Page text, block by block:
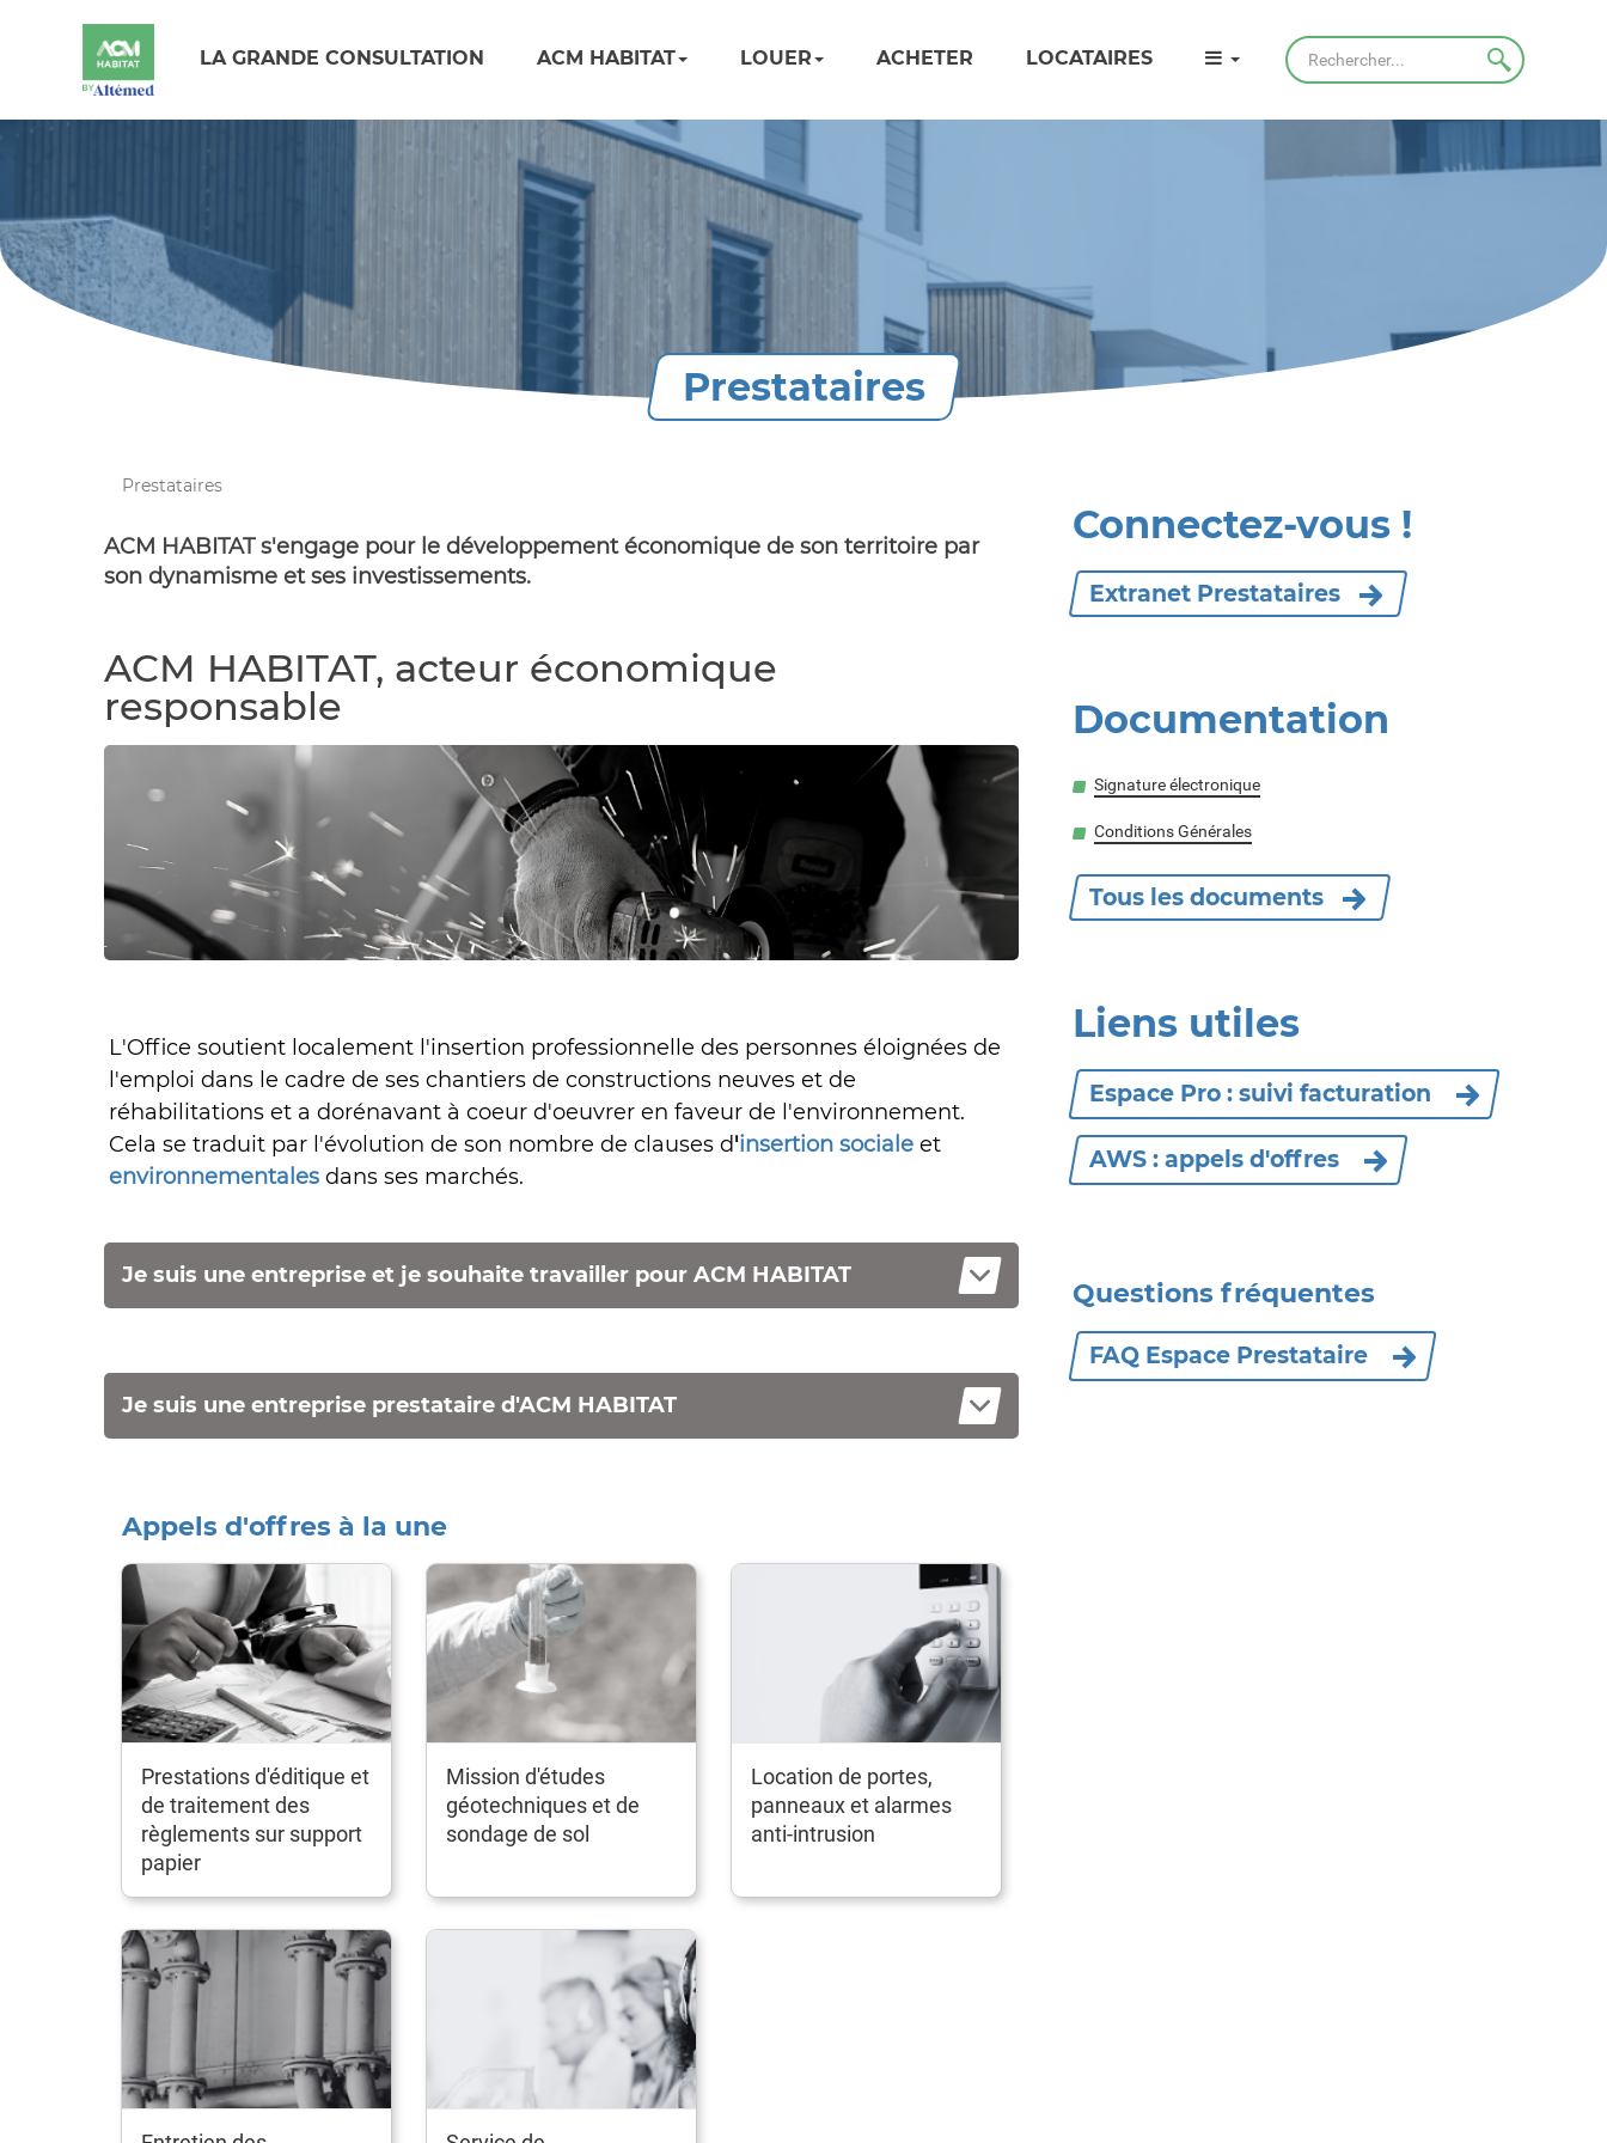
LA GRANDE CONSULTATION ACM HABITAT LOUER ACHETER LOCATAIRES Rechercher
Prestataires
Prestataires
ACM HABITAT s'engage pour le développement économique de son territoire par
son dynamisme et ses investissements.
ACM HABITAT, acteur économique
responsable
L'Office soutient localement l'insertion professionnelle des personnes éloignées de
l'emploi dans le cadre de ses chantiers de constructions neuves et de
réhabilitations et a dorénavant à coeur d'oeuvrer en faveur de l'environnement.
Cela se traduit par l'évolution de son nombre de clauses d'insertion sociale et
environnementales dans ses marchés.
Je suis une entreprise et je souhaite travailler pour ACM HABITAT
Je suis une entreprise prestataire d'ACM HABITAT
Appels d'offres à la une
Prestations d'éditique et
de traitement des
règlements sur support
papier
Mission d'études
géotechniques et de
sondage de sol
Location de portes,
panneaux et alarmes
anti-intrusion
Connectez-vous !
Extranet Prestataires
Documentation
Signature électronique
Conditions Générales
Tous les documents
Liens utiles
Espace Pro : suivi facturation
AWS : appels d'offres
Questions fréquentes
FAQ Espace Prestataire